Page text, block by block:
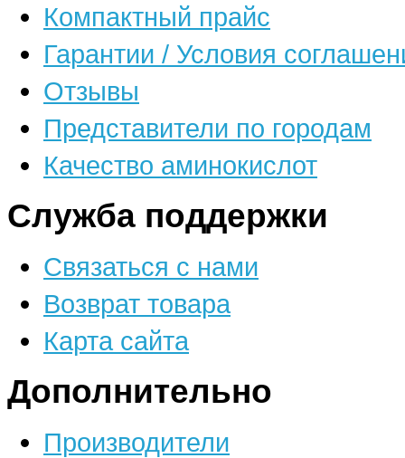
Компактный прайс
Гарантии / Условия
Отзывы
Представители по городам
Качество аминокислот
Служба поддержки
Связаться с нами
Возврат товара
Карта сайта
Дополнительно
Производители